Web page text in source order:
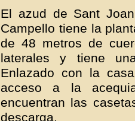
El azud de Sant
Campello tiene la
de 48 metros de
laterales y tiene
Enlazado con la
acceso a la
encuentran las
descarga.